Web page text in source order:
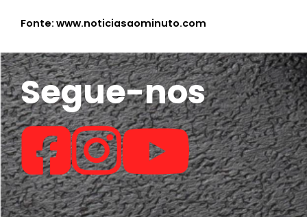
Fonte: www.noticiasaominuto.com
Segue-nos